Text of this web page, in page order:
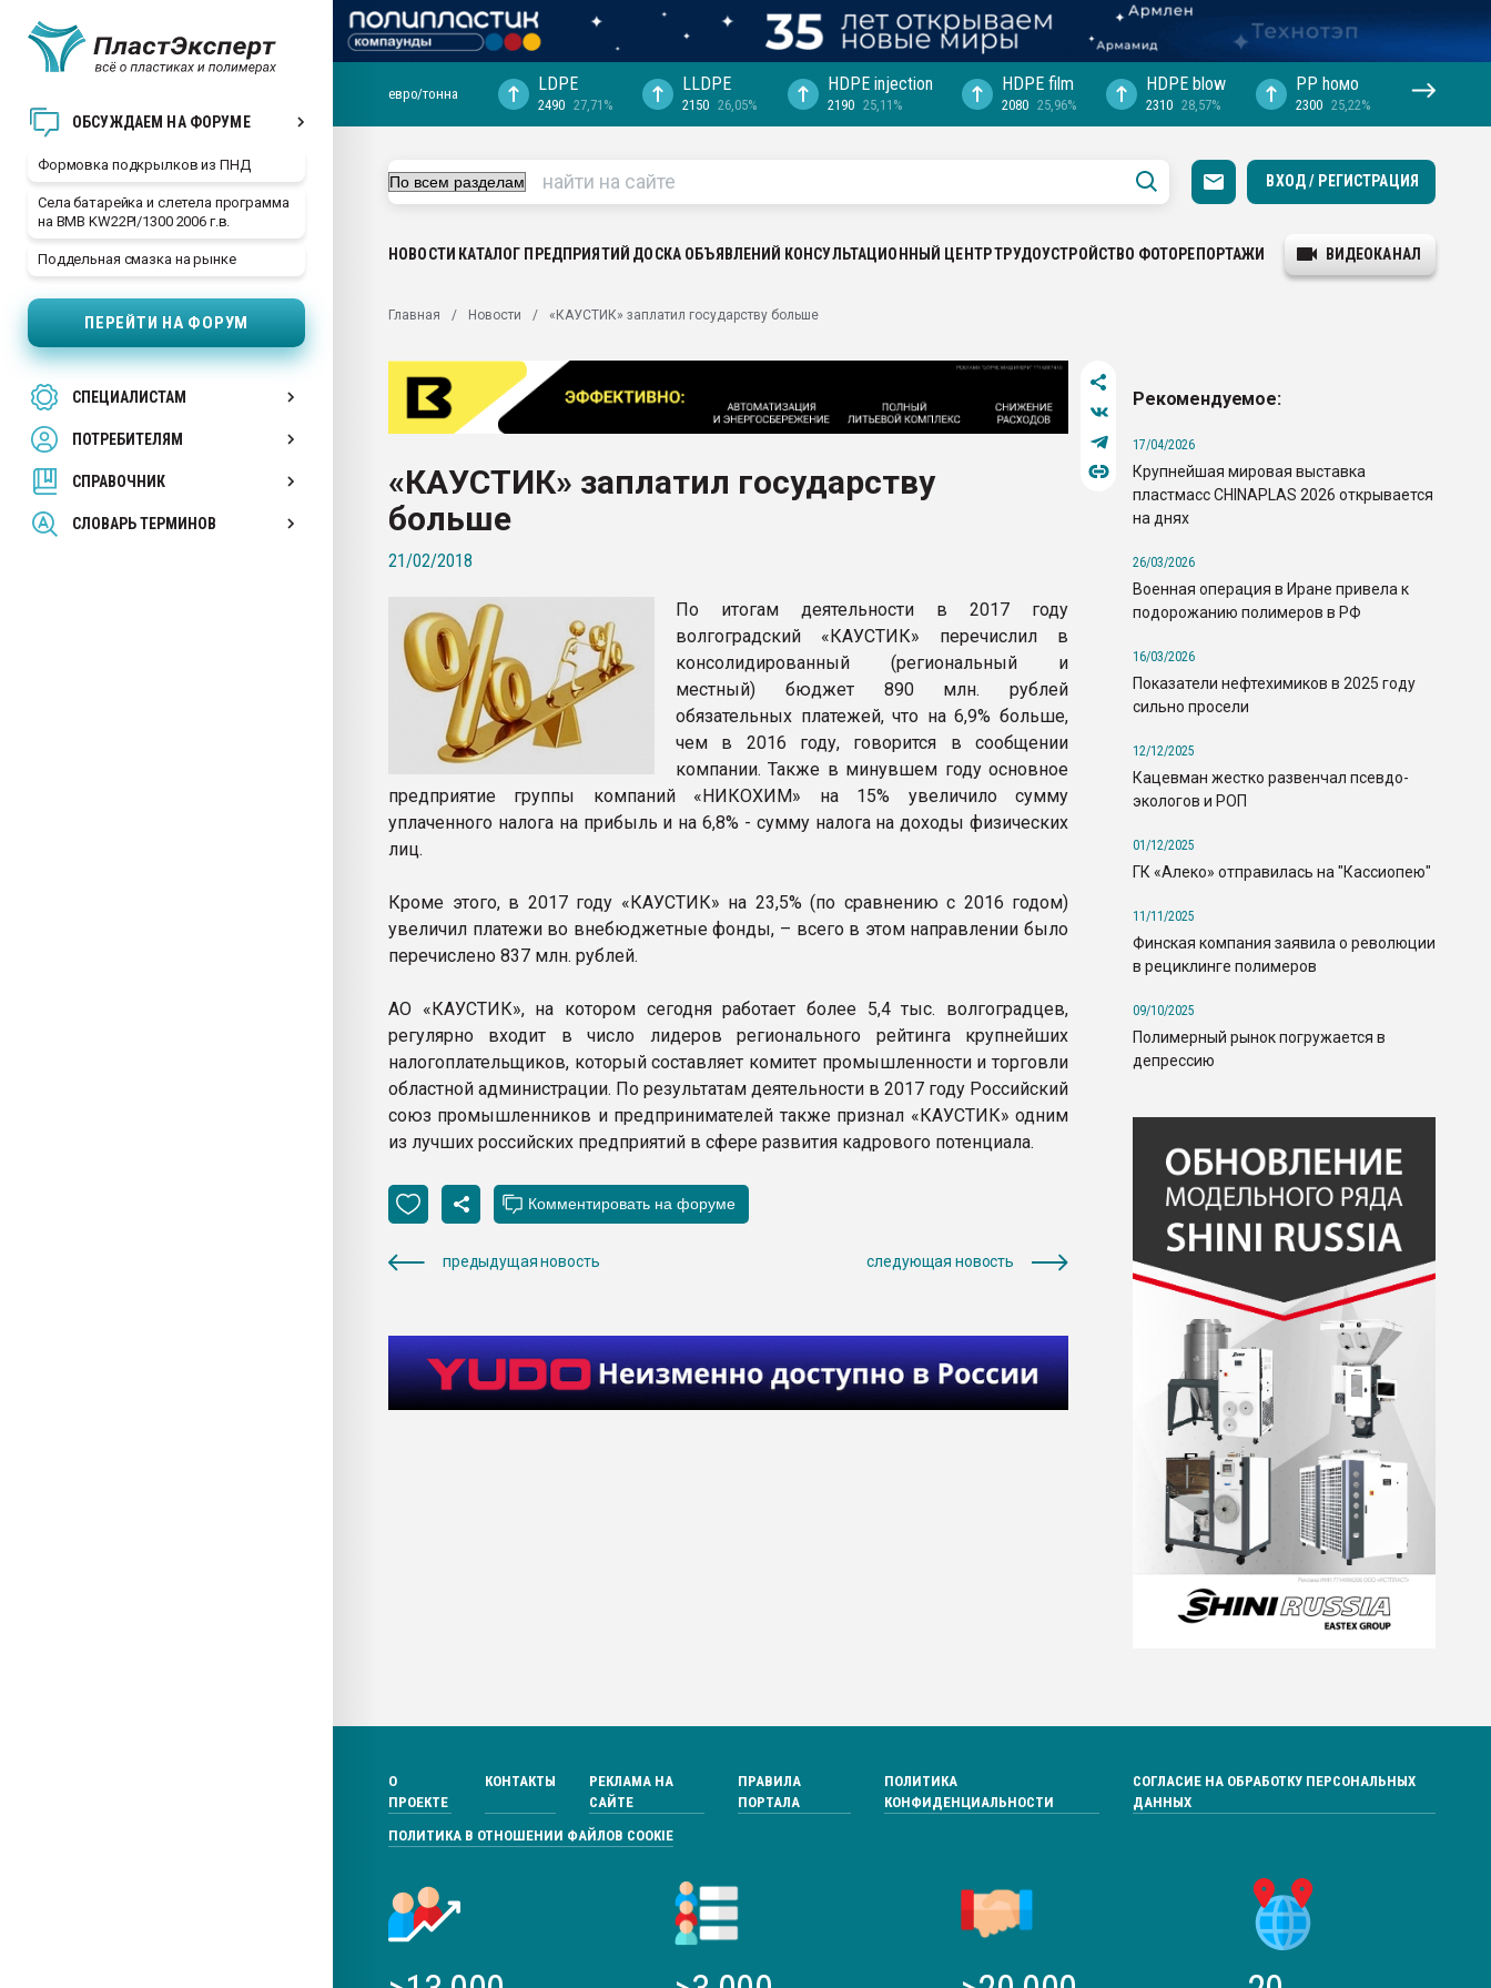
ОБСУЖДАЕМ НА ФОРУМЕ
Формовка подкрылков из ПНД
Села батарейка и слетела программа
на BMB KW22PI/1300 2006 г.в.
Поддельная смазка на рынке
ПЕРЕЙТИ НА ФОРУМ
СПЕЦИАЛИСТАМ
ПОТРЕБИТЕЛЯМ
СПРАВОЧНИК
СЛОВАРЬ ТЕРМИНОВ
29.07.2026 ФРП помог "Ижевскому
Вакуум-формовочные машины:
28.07.2026 Автоматизация выходит на
первый план в переработке
пластмасс
ситуацией на строительном рынке
Всё, что касается выдува ПЭТ
бутылок
ПЕРЕЙТИ НА ФОРУМ
евро/тонна LDPE
2490 27,71%
LLDPE
2150 26,05%
HDPE injection
2190 25,11%
HDPE film
2080 25,96%
HDPE blow
2310 28,57%
PP hомо
2300 25,22%
ВХОД / РЕГИСТРАЦИЯ
НОВОСТИ КАТАЛОГ ПРЕДПРИЯТИЙ ДОСКА ОБЪЯВЛЕНИЙ КОНСУЛЬТАЦИОННЫЙ ЦЕНТРТРУДОУСТРОЙСТВО ФОТОРЕПОРТАЖИ ВИДЕОКАНАЛ
Главная Новости «КАУСТИК» заплатил государству больше
«КАУСТИК» заплатил государству
больше
21/02/2018
По итогам деятельности в 2017 году
волгоградский «КАУСТИК» перечислил в
консолидированный (региональный и
местный) бюджет 890 млн. рублей
обязательных платежей, что на 6,9% больше,
чем в 2016 году, говорится в сообщении
компании. Также в минувшем году основное
предприятие группы компаний «НИКОХИМ» на 15% увеличило сумму
уплаченного налога на прибыль и на 6,8% - сумму налога на доходы физических
лиц.
Кроме этого, в 2017 году «КАУСТИК» на 23,5% (по сравнению с 2016 годом)
увеличил платежи во внебюджетные фонды, – всего в этом направлении было
перечислено 837 млн. рублей.
АО «КАУСТИК», на котором сегодня работает более 5,4 тыс. волгоградцев,
регулярно входит в число лидеров регионального рейтинга крупнейших
налогоплательщиков, который составляет комитет промышленности и торговли
областной администрации. По результатам деятельности в 2017 году Российский
союз промышленников и предпринимателей также признал «КАУСТИК» одним
из лучших российских предприятий в сфере развития кадрового потенциала.
предыдущая новость следующая новость
Рекомендуемое:
17/04/2026
Крупнейшая мировая выставка
пластмасс CHINAPLAS 2026 открывается
на днях
26/03/2026
Военная операция в Иране привела к
подорожанию полимеров в РФ
16/03/2026
Показатели нефтехимиков в 2025 году
сильно просели
12/12/2025
Кацевман жестко развенчал псевдо-
экологов и РОП
01/12/2025
ГК «Алеко» отправилась на "Кассиопею"
11/11/2025
Финская компания заявила о революции
в рециклинге полимеров
09/10/2025
Полимерный рынок погружается в
депрессию
О
ПРОЕКТЕ
КОНТАКТЫ
РЕКЛАМА НА
САЙТЕ
ПРАВИЛА
ПОРТАЛА
ПОЛИТИКА
КОНФИДЕНЦИАЛЬНОСТИ
СОГЛАСИЕ НА ОБРАБОТКУ ПЕРСОНАЛЬНЫХ
ДАННЫХ
ПОЛИТИКА В ОТНОШЕНИИ ФАЙЛОВ COOKIE